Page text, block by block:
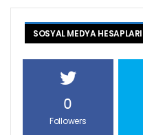
SOSYAL MEDYA
0
Followers